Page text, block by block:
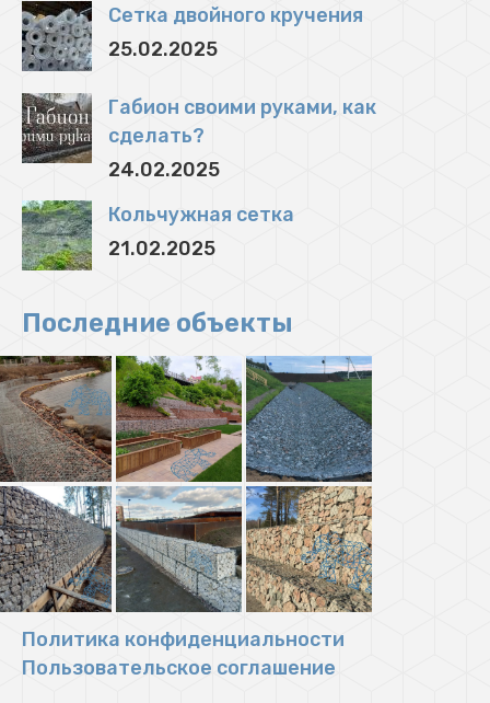
Сетка двойного кручения
25.02.2025
Габион своими руками, как
сделать?
24.02.2025
Кольчужная сетка
21.02.2025
Последние объекты
Политика конфиденциальности
Пользовательское соглашение